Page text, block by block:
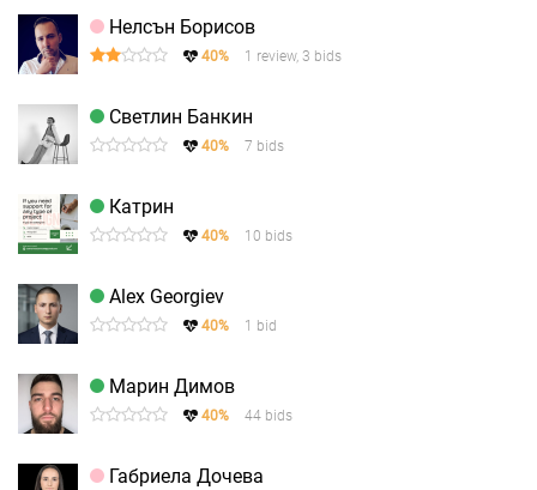
Нелсън Борисов
40% 1 review, 3 bids
Светлин Банкин
40% 7 bids
Катрин
40% 10 bids
Alex Georgiev
40% 1 bid
Марин Димов
40% 44 bids
Габриела Дочева